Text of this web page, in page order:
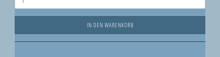
IN DEN WARENKORB